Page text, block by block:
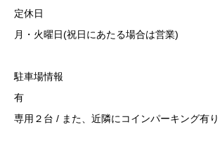
定休日
月・火曜日(祝日にあたる場合は営業)
駐車場情報
有
専用２台 / また、近隣にコインパーキング有り